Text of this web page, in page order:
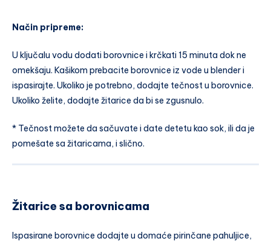
Način pripreme:
U ključalu vodu dodati borovnice i krčkati 15 minuta dok ne
omekšaju. Kašikom prebacite borovnice iz vode u blender i
ispasirajte. Ukoliko je potrebno, dodajte tečnost u borovnice.
Ukoliko želite, dodajte žitarice da bi se zgusnulo.
* Tečnost možete da sačuvate i date detetu kao sok, ili da je
pomešate sa žitaricama, i slično.
Žitarice sa borovnicama
Ispasirane borovnice dodajte u domaće pirinčane pahuljice,